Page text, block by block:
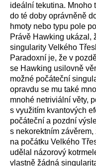
ideální tekutina. Mnoho
do té doby oprávněně
hmoty nebo typu pole
Právě Hawking ukázal,
singularity Velkého
Paradoxní je, že v
se Hawking usilovně
možné počáteční
opravdu se mu také
mnohé netriviální věty,
s využitím kvantových
počáteční a pozdní
s nekorektním
na počátku Velkého
udělal názorový
vlastně žádná